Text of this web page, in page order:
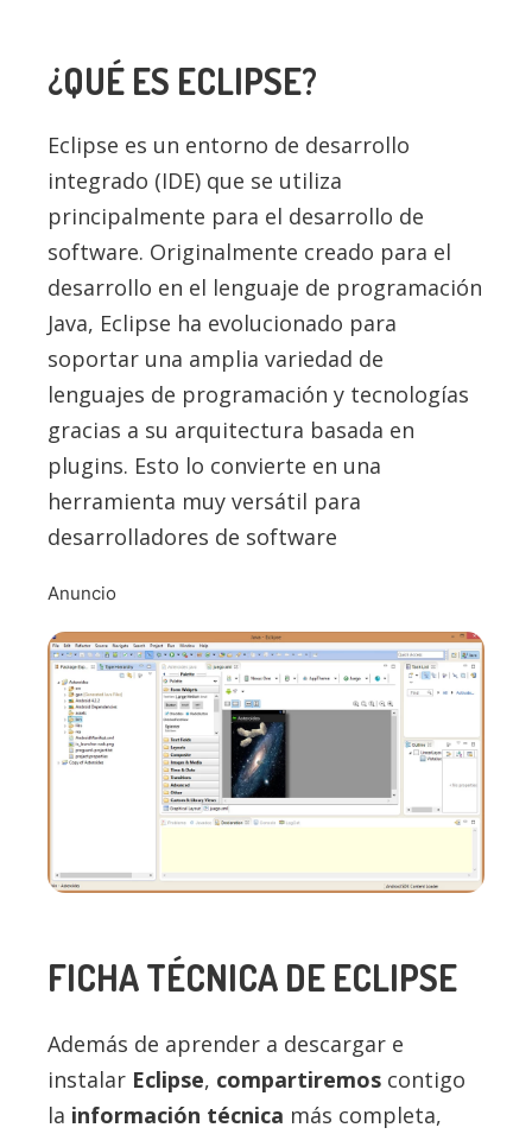
¿QUÉ ES ECLIPSE?
Eclipse es un entorno de desarrollo
integrado (IDE) que se utiliza
principalmente para el desarrollo de
software. Originalmente creado para el
desarrollo en el lenguaje de programación
Java, Eclipse ha evolucionado para
soportar una amplia variedad de
lenguajes de programación y tecnologías
gracias a su arquitectura basada en
plugins. Esto lo convierte en una
herramienta muy versátil para
desarrolladores de software
Anuncio
FICHA TÉCNICA DE ECLIPSE
Además de aprender a descargar e
instalar Eclipse, compartiremos contigo
la información técnica más completa,